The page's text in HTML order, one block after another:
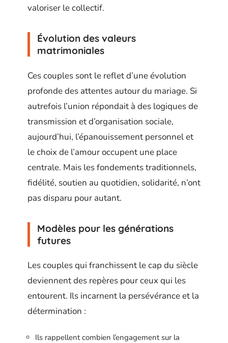
valoriser le collectif.
Évolution des valeurs
matrimoniales
Ces couples sont le reflet d’une évolution
profonde des attentes autour du mariage. Si
autrefois l’union répondait à des logiques de
transmission et d’organisation sociale,
aujourd’hui, l’épanouissement personnel et
le choix de l’amour occupent une place
centrale. Mais les fondements traditionnels,
fidélité, soutien au quotidien, solidarité, n’ont
pas disparu pour autant.
Modèles pour les générations
futures
Les couples qui franchissent le cap du siècle
deviennent des repères pour ceux qui les
entourent. Ils incarnent la persévérance et la
détermination :
Ils rappellent combien l’engagement sur la